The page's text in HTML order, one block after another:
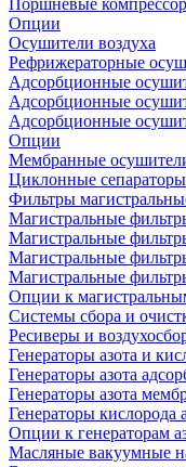
Поршневые
Опции
Осушители воздуха
Рефрижераторные
Адсорбционные
Адсорбционные
Адсорбционные
Опции
Мембранные
Циклонные сепараторы
Фильтры
Магистральные
Магистральные
Магистральные
Магистральные
Опции к
Системы сбора и
Ресиверы и
Генераторы азота и
Генераторы азота
Генераторы азота
Генераторы кислорода
Опции к генераторам
Масляные вакуумные